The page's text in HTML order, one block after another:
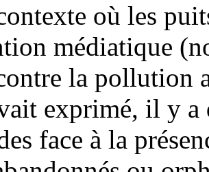
où les
médiatique
la pollution
exprimé, il y a
face à la